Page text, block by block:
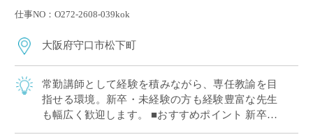
仕事NO：O272-2608-039kok
大阪府守口市松下町
常勤講師として経験を積みながら、専任教諭を目
指せる環境。新卒・未経験の方も経験豊富な先生
も幅広く歓迎します。 ■おすすめポイント 新卒・